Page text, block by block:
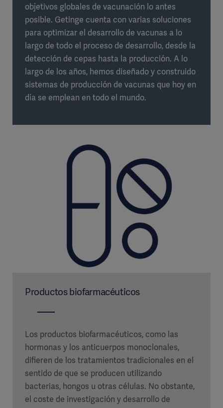
objetivos globales de vacunación lo antes
posible. Getinge cuenta con varias soluciones
para optimizar el desarrollo de vacunas a lo
largo de todo el proceso de desarrollo, desde la
detección de cepas hasta la producción. A lo
largo de los años, hemos diseñado y construido
sistemas de producción de vacunas que hoy en
día se emplean en todo el mundo.
Productos biofarmacéuticos
Los productos biofarmacéuticos, como las
hormonas y los anticuerpos monoclonales,
difieren de los tratamientos tradicionales en el
sentido de que se producen utilizando
bacterias, hongos u otras células. No obstante,
el coste de investigación y desarrollo de